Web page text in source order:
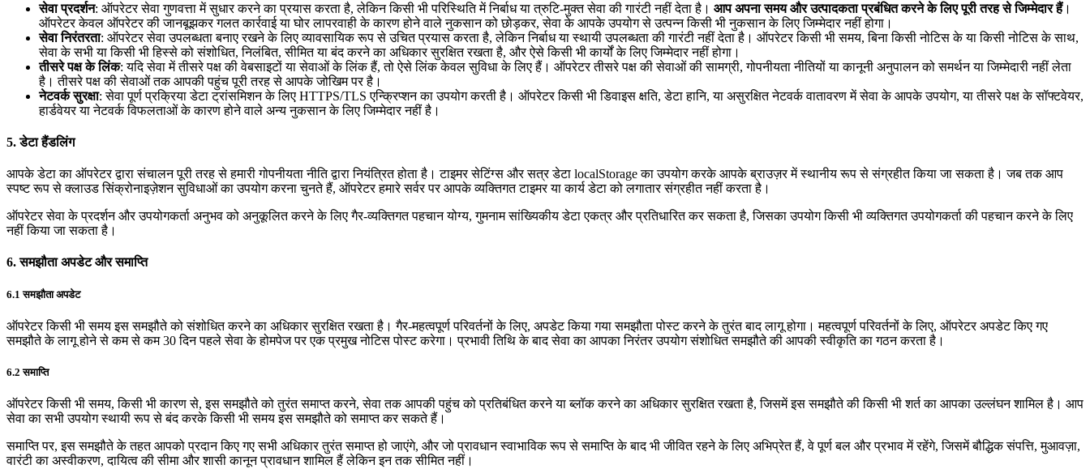
सेवा प्रदर्शन: ऑपरेटर सेवा गुणवत्ता में सुधार करने का प्रयास करता है, लेकिन किसी भी परिस्थिति में निर्बाध या त्रुटि-मुक्त सेवा की गारंटी नहीं देता है। आप अपना समय और उत्पादकता प्रबंधित करने के लिए पूरी तरह से जिम्मेदार हैं।
ऑपरेटर केवल ऑपरेटर की जानबूझकर गलत कार्रवाई या घोर लापरवाही के कारण होने वाले नुकसान को छोड़कर, सेवा के आपके उपयोग से उत्पन्न किसी भी नुकसान के लिए जिम्मेदार नहीं होगा।
सेवा निरंतरता: ऑपरेटर सेवा उपलब्धता बनाए रखने के लिए व्यावसायिक रूप से उचित प्रयास करता है, लेकिन निर्बाध या स्थायी उपलब्धता की गारंटी नहीं देता है। ऑपरेटर किसी भी समय, बिना किसी नोटिस के या किसी नोटिस के साथ,
सेवा के सभी या किसी भी हिस्से को संशोधित, निलंबित, सीमित या बंद करने का अधिकार सुरक्षित रखता है, और ऐसे किसी भी कार्यों के लिए जिम्मेदार नहीं होगा।
तीसरे पक्ष के लिंक: यदि सेवा में तीसरे पक्ष की वेबसाइटों या सेवाओं के लिंक हैं, तो ऐसे लिंक केवल सुविधा के लिए हैं। ऑपरेटर तीसरे पक्ष की सेवाओं की सामग्री, गोपनीयता नीतियों या कानूनी अनुपालन को समर्थन या जिम्मेदारी नहीं लेता
है। तीसरे पक्ष की सेवाओं तक आपकी पहुंच पूरी तरह से आपके जोखिम पर है।
नेटवर्क सुरक्षा: सेवा पूर्ण प्रक्रिया डेटा ट्रांसमिशन के लिए HTTPS/TLS एन्क्रिप्शन का उपयोग करती है। ऑपरेटर किसी भी डिवाइस क्षति, डेटा हानि, या असुरक्षित नेटवर्क वातावरण में सेवा के आपके उपयोग, या तीसरे पक्ष के सॉफ्टवेयर,
हार्डवेयर या नेटवर्क विफलताओं के कारण होने वाले अन्य नुकसान के लिए जिम्मेदार नहीं है।
5. डेटा हैंडलिंग
आपके डेटा का ऑपरेटर द्वारा संचालन पूरी तरह से हमारी गोपनीयता नीति द्वारा नियंत्रित होता है। टाइमर सेटिंग्स और सत्र डेटा localStorage का उपयोग करके आपके ब्राउज़र में स्थानीय रूप से संग्रहीत किया जा सकता है। जब तक आप
स्पष्ट रूप से क्लाउड सिंक्रोनाइज़ेशन सुविधाओं का उपयोग करना चुनते हैं, ऑपरेटर हमारे सर्वर पर आपके व्यक्तिगत टाइमर या कार्य डेटा को लगातार संग्रहीत नहीं करता है।
ऑपरेटर सेवा के प्रदर्शन और उपयोगकर्ता अनुभव को अनुकूलित करने के लिए गैर-व्यक्तिगत पहचान योग्य, गुमनाम सांख्यिकीय डेटा एकत्र और प्रतिधारित कर सकता है, जिसका उपयोग किसी भी व्यक्तिगत उपयोगकर्ता की पहचान करने के लिए
नहीं किया जा सकता है।
6. समझौता अपडेट और समाप्ति
6.1 समझौता अपडेट
ऑपरेटर किसी भी समय इस समझौते को संशोधित करने का अधिकार सुरक्षित रखता है। गैर-महत्वपूर्ण परिवर्तनों के लिए, अपडेट किया गया समझौता पोस्ट करने के तुरंत बाद लागू होगा। महत्वपूर्ण परिवर्तनों के लिए, ऑपरेटर अपडेट किए गए
समझौते के लागू होने से कम से कम 30 दिन पहले सेवा के होमपेज पर एक प्रमुख नोटिस पोस्ट करेगा। प्रभावी तिथि के बाद सेवा का आपका निरंतर उपयोग संशोधित समझौते की आपकी स्वीकृति का गठन करता है।
6.2 समाप्ति
ऑपरेटर किसी भी समय, किसी भी कारण से, इस समझौते को तुरंत समाप्त करने, सेवा तक आपकी पहुंच को प्रतिबंधित करने या ब्लॉक करने का अधिकार सुरक्षित रखता है, जिसमें इस समझौते की किसी भी शर्त का आपका उल्लंघन शामिल है। आप
सेवा का सभी उपयोग स्थायी रूप से बंद करके किसी भी समय इस समझौते को समाप्त कर सकते हैं।
समाप्ति पर, इस समझौते के तहत आपको प्रदान किए गए सभी अधिकार तुरंत समाप्त हो जाएंगे, और जो प्रावधान स्वाभाविक रूप से समाप्ति के बाद भी जीवित रहने के लिए अभिप्रेत हैं, वे पूर्ण बल और प्रभाव में रहेंगे, जिसमें बौद्धिक संपत्ति, मुआवज़ा,
वारंटी का अस्वीकरण, दायित्व की सीमा और शासी कानून प्रावधान शामिल हैं लेकिन इन तक सीमित नहीं।